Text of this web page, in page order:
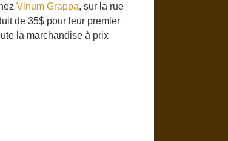
Vinum Grappa, sur la rue
de 35$ pour leur premier
la marchandise à prix